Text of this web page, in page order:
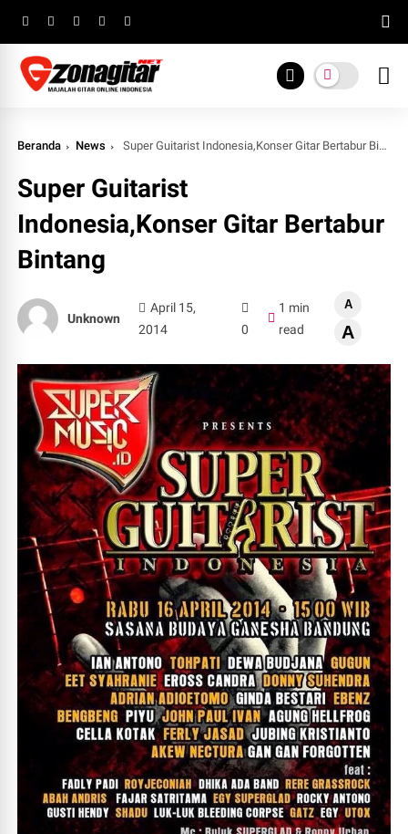
Beranda News Super Guitarist Indonesia,Konser Gitar Bertabur Bintang
Super Guitarist
Indonesia,Konser Gitar Bertabur
Bintang
Unknown
April 15,
2014
0
1 min
read
A
A